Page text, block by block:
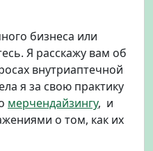
бизнеса или
Я расскажу вам об
внутриаптечной
я за свою практику
мерчендайзингу, и
о том, как их